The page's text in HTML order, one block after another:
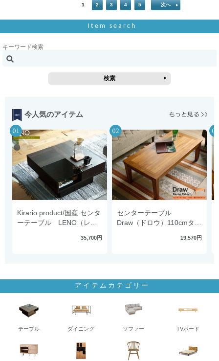
1 2 3 4 5 次へ
Item search
キーワード検索
今人気のアイテム
Kirario product/国産 センタ
ーテーブル LENO（レ
35,700円
センターテーブル
Draw（ドロウ）110cmタイ
19,570円
アイテムカテゴリー
テーブル ダイニング ソファー TVボード